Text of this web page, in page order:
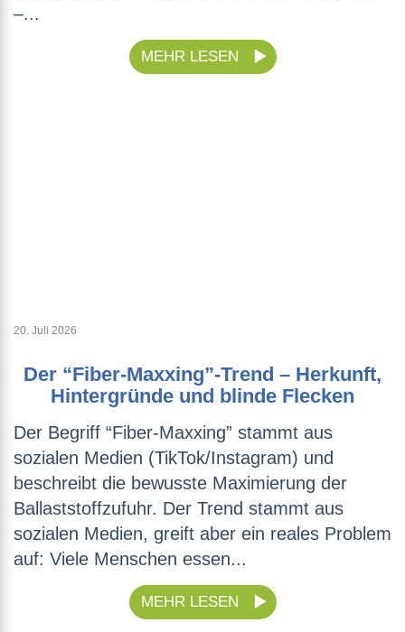
–...
MEHR LESEN
20. Juli 2026
Der “Fiber-Maxxing”-Trend – Herkunft,
Hintergründe und blinde Flecken
Der Begriff “Fiber-Maxxing” stammt aus
sozialen Medien (TikTok/Instagram) und
beschreibt die bewusste Maximierung der
Ballaststoffzufuhr. Der Trend stammt aus
sozialen Medien, greift aber ein reales Problem
auf: Viele Menschen essen...
MEHR LESEN